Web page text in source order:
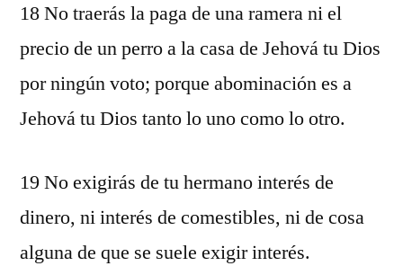
18 No traerás la paga de una ramera ni el
precio de un perro a la casa de Jehová tu Dios
por ningún voto; porque abominación es a
Jehová tu Dios tanto lo uno como lo otro.
19 No exigirás de tu hermano interés de
dinero, ni interés de comestibles, ni de cosa
alguna de que se suele exigir interés.